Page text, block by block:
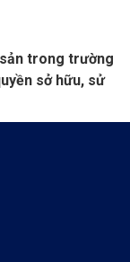
ản trong trường
ền sởhữu, sử